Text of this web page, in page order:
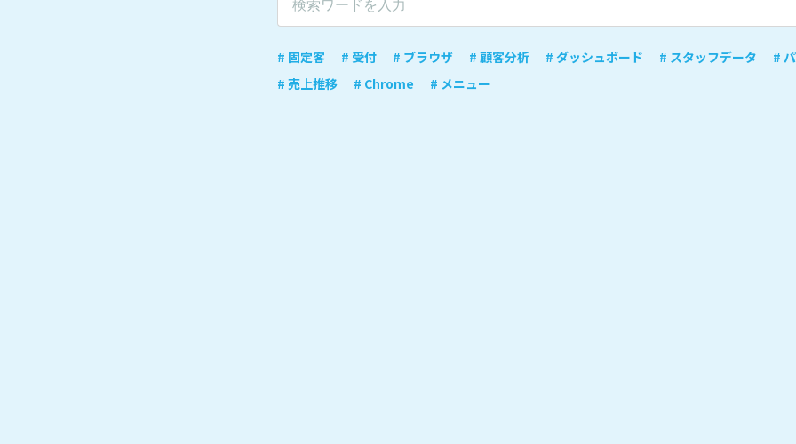
# 固定客 # 受付 # ブラウザ # 顧客分析 # ダッシュボード # スタッフデータ
#
# 売上推移
# Chrome # メニュー